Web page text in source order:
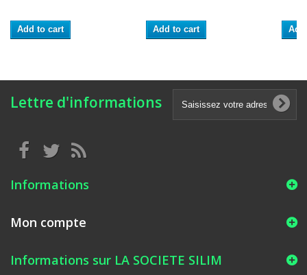
Add to cart Add to cart
Lettre d'informations
Informations
Mon compte
Informations sur LA SOCIETE SILIM